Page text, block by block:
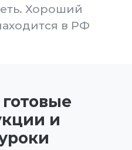
Вам не
=)